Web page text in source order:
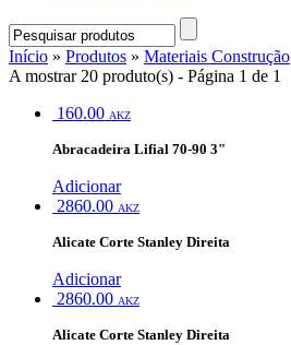
Início » Produtos » Materiais Construção
A mostrar 20 produto(s) - Página 1 de 1
160.00 AKZ
Abracadeira Lifial 70-90 3"
Adicionar
2860.00 AKZ
Alicate Corte Stanley Direita
Adicionar
2860.00 AKZ
Alicate Corte Stanley Direita